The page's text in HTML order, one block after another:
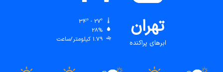
تهران
ابرهای پراکنده
28%
1.79 کیلومتر/ساعت